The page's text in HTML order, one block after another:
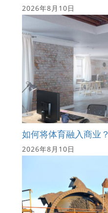
2026年8月10日
如何将体育融入商业？
2026年8月10日